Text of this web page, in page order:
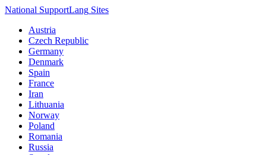
National SupportLang Sites
Austria
Czech Republic
Germany
Denmark
Spain
France
Iran
Lithuania
Norway
Poland
Romania
Russia